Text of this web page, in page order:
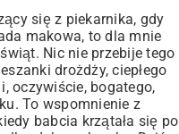
się z piekarnika, gdy
makowa, to dla mnie
Nic nie przebije tego
drożdży, ciepłego
oczywiście, bogatego,
To wspomnienie z
babcia krzątała się po